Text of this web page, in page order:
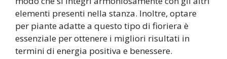
elementi presenti nella stanza. Inoltre, optare
per piante adatte a questo tipo di fioriera è
essenziale per ottenere i migliori risultati in
termini di energia positiva e benessere.